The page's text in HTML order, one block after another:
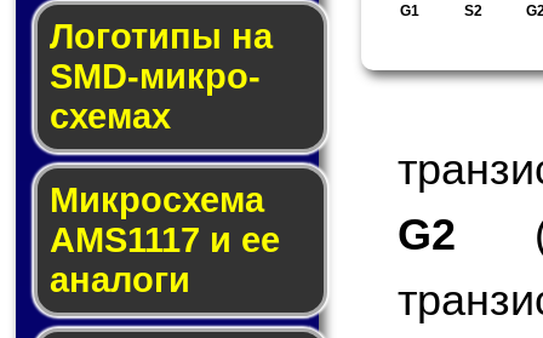
Логотипы на
SMD-мик­ро­
схе­мах
Микросхема
AMS1117 и ее
ана­ло­ги
G1 S2
G2